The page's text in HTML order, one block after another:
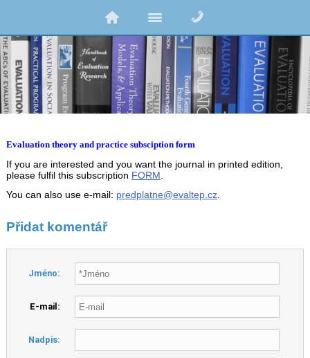
Evaluation theory and practice subsciption form
If you are interested and you want the journal in printed edition,
please fulfil this subscription FORM
You can also use e-mail: predplatne@evaltep.cz.
Přidat komentář
Jméno:
E-mail:
Nadpis: